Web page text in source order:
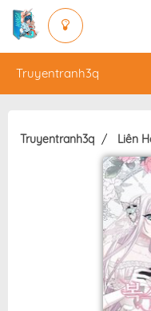
Truyentranh3q
Truyentranh3q Liên